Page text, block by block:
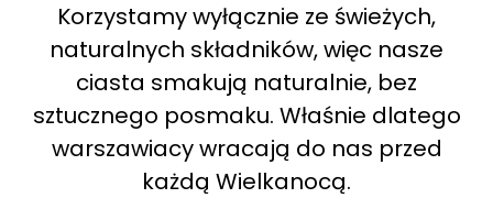
Korzystamy wyłącznie ze świeżych,
naturalnych składników, więc nasze
ciasta smakują naturalnie, bez
sztucznego posmaku. Właśnie dlatego
warszawiacy wracają do nas przed
każdą Wielkanocą.